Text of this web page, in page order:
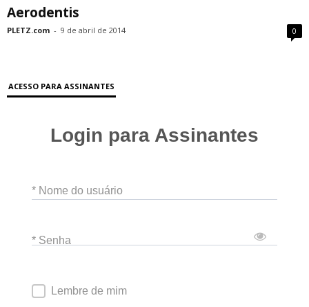
Aerodentis
PLETZ.com - 9 de abril de 2014 0
ACESSO PARA ASSINANTES
Login para Assinantes
* Nome do usuário
* Senha
Lembre de mim